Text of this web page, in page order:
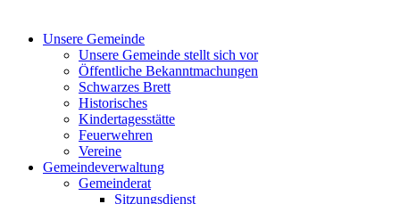
Unsere Gemeinde
Unsere Gemeinde stellt sich vor
Öffentliche Bekanntmachungen
Schwarzes Brett
Historisches
Kindertagesstätte
Feuerwehren
Vereine
Gemeindeverwaltung
Gemeinderat
Sitzungsdienst